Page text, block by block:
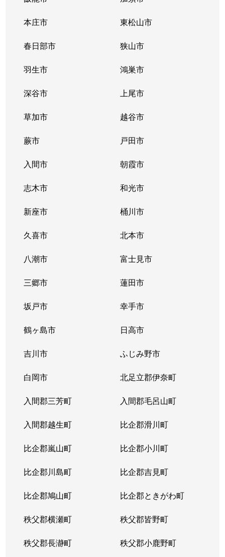
本庄市 東松山市
春日部市 狭山市
羽生市 鴻巣市
深谷市 上尾市
草加市 越谷市
蕨市 戸田市
入間市 朝霞市
志木市 和光市
新座市 桶川市
久喜市 北本市
八潮市 富士見市
三郷市 蓮田市
坂戸市 幸手市
鶴ヶ島市 日高市
吉川市 ふじみ野市
白岡市 北足立郡伊奈町
入間郡三芳町 入間郡毛呂山町
入間郡越生町 比企郡滑川町
比企郡嵐山町 比企郡小川町
比企郡川島町 比企郡吉見町
比企郡鳩山町 比企郡ときがわ町
秩父郡横瀬町 秩父郡皆野町
秩父郡長瀞町 秩父郡小鹿野町